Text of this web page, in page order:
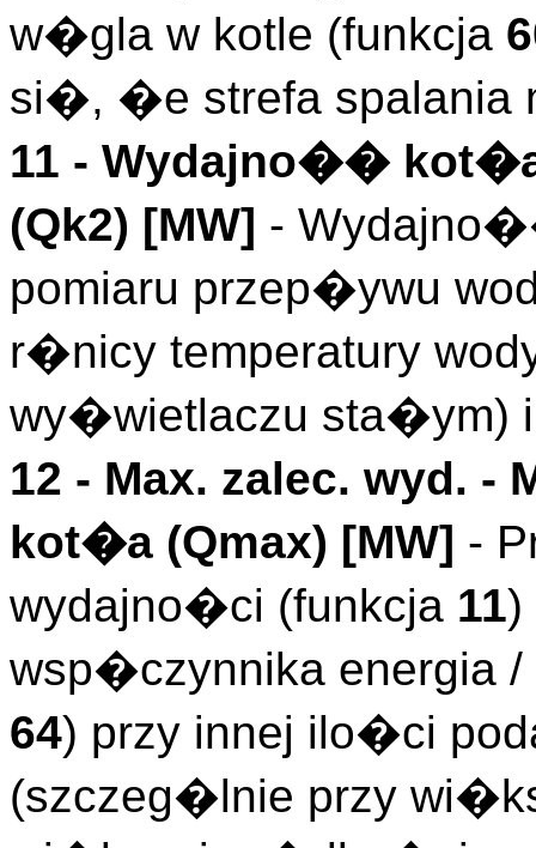
w�gla w kotle (funkcja
si�, �e strefa
11 - Wydajno��
(Qk2) [MW] -
pomiaru przep�ywu
r�nicy temperatury
wy�wietlaczu sta�ym)
12 - Max. zalec. wyd. -
kot�a (Qmax) [MW] -
wydajno�ci (funkcja 11)
wsp�czynnika
64) przy innej ilo�ci
(szczeg�lnie przy